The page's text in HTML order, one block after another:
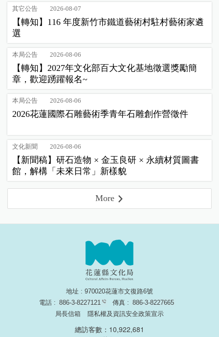
其它公告 2026-08-07
【轉知】116 年度新竹市鐵道藝術村駐村藝術家遴
選
本局公告 2026-08-06
【轉知】2027年文化部百大文化基地徵選獎勵簡
章，歡迎踴躍報名~
本局公告 2026-08-06
2026花蓮國際石雕藝術季青年石雕創作營徵件
文化新聞 2026-08-06
【新聞稿】研石造物 × 金玉良研 × 永續材質圖書
館，解構「未來日常」新樣貌
More
地址 : 970020花蓮市文復路6號
電話 : 886-3-8227121 傳真 : 886-3-8227665
局長信箱
隱私權及資訊安全政策宣示
總訪客數：10,922,681